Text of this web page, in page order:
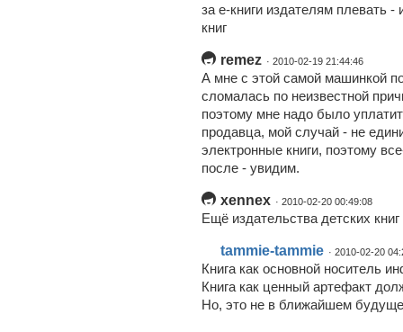
за е-книги издателям
книг
remez · 2010-02-19 21:44:46
А мне с этой самой машинкой
сломалась по неизвестной
поэтому мне надо было
продавца, мой случай - не
электронные книги, поэтому
после - увидим.
xennex · 2010-02-20 00:49:08
Ещё издательства детских
tammie-tammie · 2010-02-20
Книга как основной носитель
Книга как ценный артефакт
Но, это не в ближайшем